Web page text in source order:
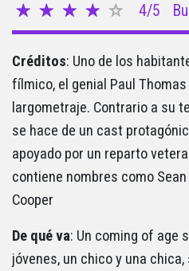
4/5
Créditos: Uno de los
fílmico, el genial Paul
largometraje. Contrario a su
se hace de un cast
apoyado por un reparto
contiene nombres como
Cooper
De qué va: Un coming of age
jóvenes, un chico y una